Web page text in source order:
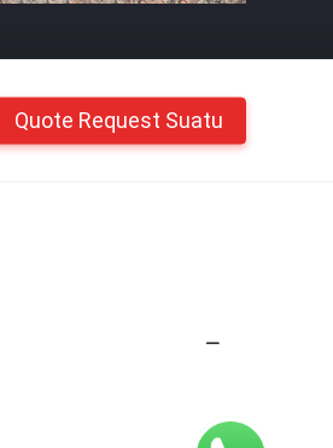
Quote Request Suatu